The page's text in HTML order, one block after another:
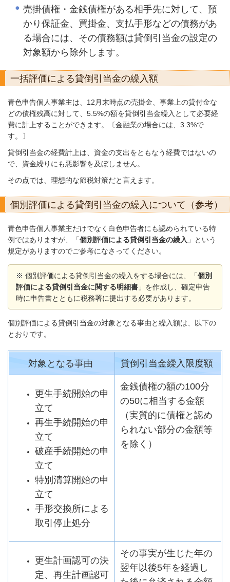
売掛債権・金銭債権がある相手先に対して、預
かり保証金、買掛金、支払手形などの債務があ
る場合には、その債務額は貸倒引当金の設定の
対象額から除外します。
一括評価による貸倒引当金の繰入額
青色申告個人事業主は、12月末時点の売掛金、事業上の貸付金な
どの債権残高に対して、5.5%の額を貸倒引当金繰入として必要経
費に計上することができます。〔金融業の場合には、3.3%で
す。〕
貸倒引当金の経費計上は、資金の支出をともなう経費ではないの
で、資金繰りにも悪影響を及ぼしません。
その点では、理想的な節税対策だと言えます。
個別評価による貸倒引当金の繰入について（参考）
青色申告個人事業主だけでなく白色申告者にも認められている特
例ではありますが、「個別評価による貸倒引当金の繰入 」という
規定がありますのでご参考になさってください。
※ 個別評価による貸倒引当金の繰入をする場合には、「個別
評価による貸倒引当金に関する明細書 」を作成し、確定申告
時に申告書とともに税務署に提出する必要があります。
個別評価による貸倒引当金の対象となる事由と繰入額は、以下の
とおりです。
対象となる事由 貸倒引当金繰入限度額
更生手続開始の申
立て
再生手続開始の申
立て
破産手続開始の申
立て
特別清算開始の申
立て
手形交換所による
取引停止処分
金銭債権の額の100分
の50に相当する金額
（実質的に債権と認め
られない部分の金額等
を除く）
更生計画認可の決
定、再生計画認可
その事実が生じた年の
翌年以後5年を経過し